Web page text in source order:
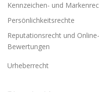
Kennzeichen- und
Persönlichkeitsrechte
Reputationsrecht und Online-
Bewertungen
Urheberrecht